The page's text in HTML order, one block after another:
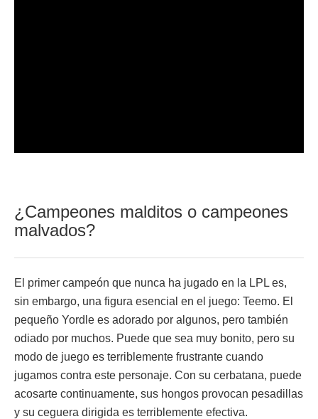
¿Campeones malditos o campeones
malvados?
El primer campeón que nunca ha jugado en la LPL es,
sin embargo, una figura esencial en el juego: Teemo. El
pequeño Yordle es adorado por algunos, pero también
odiado por muchos. Puede que sea muy bonito, pero su
modo de juego es terriblemente frustrante cuando
jugamos contra este personaje. Con su cerbatana, puede
acosarte continuamente, sus hongos provocan pesadillas
y su ceguera dirigida es terriblemente efectiva.